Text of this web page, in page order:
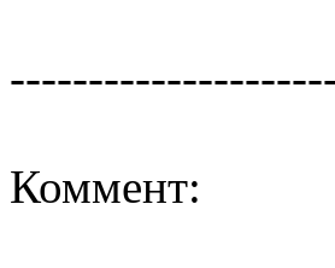
Коммент: